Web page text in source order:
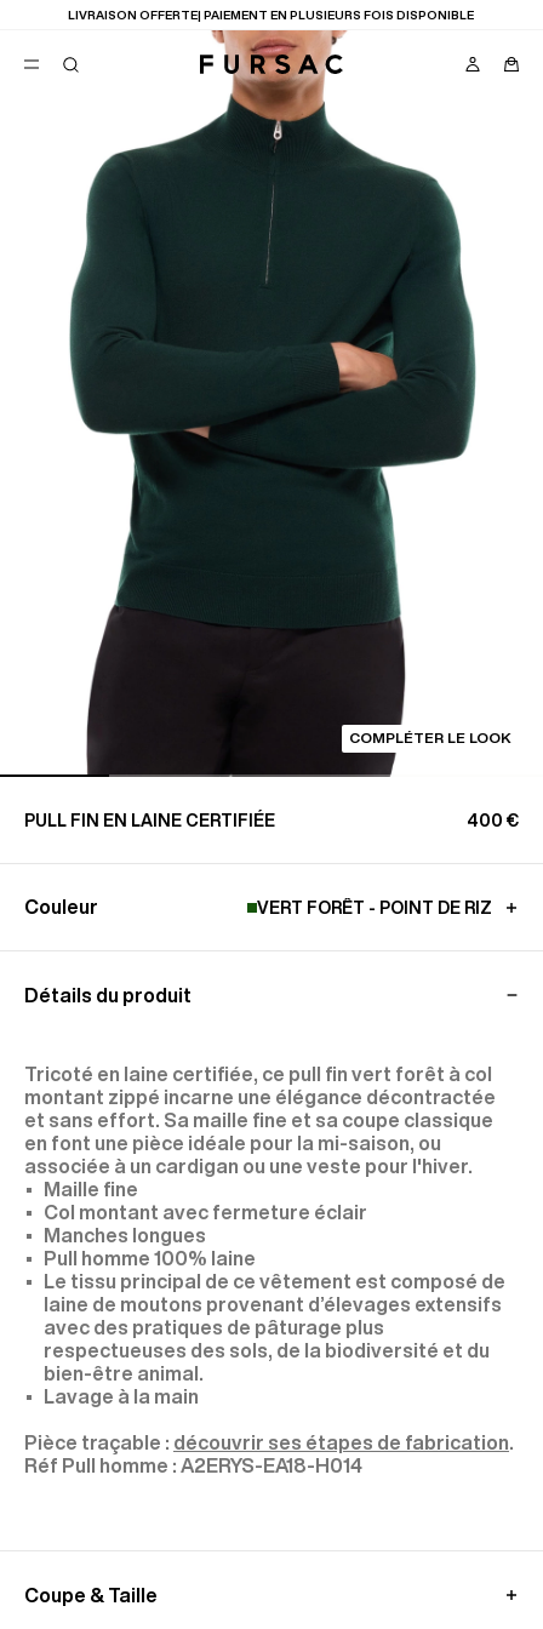
LIVRAISON OFFERTE| PAIEMENT EN PLUSIEURS FOIS DISPONIBLE
COMPLÉTER LE LOOK
PULL FIN EN LAINE CERTIFIÉE 400 €
Couleur VERT FORÊT - POINT DE RIZ
Détails du produit
Tricoté en laine certifiée, ce pull fin vert forêt à col
montant zippé incarne une élégance décontractée
et sans effort. Sa maille fine et sa coupe classique
en font une pièce idéale pour la mi-saison, ou
associée à un cardigan ou une veste pour l'hiver.
Maille fine
Col montant avec fermeture éclair
Manches longues
Pull homme 100% laine
Le tissu principal de ce vêtement est composé de
laine de moutons provenant d’élevages extensifs
avec des pratiques de pâturage plus
respectueuses des sols, de la biodiversité et du
bien-être animal.
Lavage à la main
Pièce traçable : découvrir ses étapes de fabrication
A2ERYS-EA18-H014
Coupe & Taille
FAVORIS
COSTUMES
PANTALONS
BLOUSONS
SUGGESTIONS
MEILLEURES VENTES
NOUVELLE COLLECTION